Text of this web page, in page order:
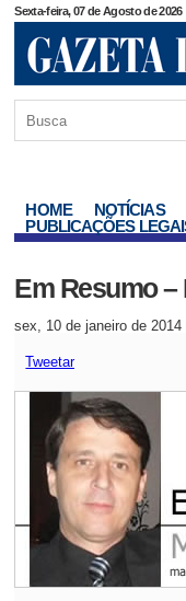
Sexta-feira, 07 de Agosto de 2026
HOME NOTÍCIAS
PUBLICAÇÕES
Em Resumo
sex, 10 de janeiro de 2014
Tweetar